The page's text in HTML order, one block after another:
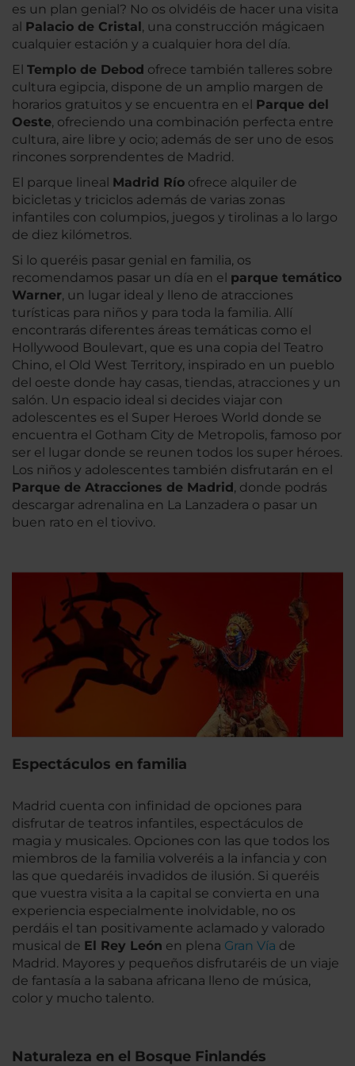
es un plan genial? No os olvidéis de hacer una visita
al Palacio de Cristal, una construcción mágicaen
cualquier estación y a cualquier hora del día.
El Templo de Debod ofrece también talleres sobre
cultura egipcia, dispone de un amplio margen de
horarios gratuitos y se encuentra en el Parque del
Oeste, ofreciendo una combinación perfecta entre
cultura, aire libre y ocio; además de ser uno de esos
rincones sorprendentes de Madrid.
El parque lineal Madrid Río ofrece alquiler de
bicicletas y triciclos además de varias zonas
infantiles con columpios, juegos y tirolinas a lo largo
de diez kilómetros.
Si lo queréis pasar genial en familia, os
recomendamos pasar un día en el parque temático
Warner, un lugar ideal y lleno de atracciones
turísticas para niños y para toda la familia. Allí
encontrarás diferentes áreas temáticas como el
Hollywood Boulevart, que es una copia del Teatro
Chino, el Old West Territory, inspirado en un pueblo
del oeste donde hay casas, tiendas, atracciones y un
salón. Un espacio ideal si decides viajar con
adolescentes es el Super Heroes World donde se
encuentra el Gotham City de Metropolis, famoso por
ser el lugar donde se reunen todos los super héroes.
Los niños y adolescentes también disfrutarán en el
Parque de Atracciones de Madrid, donde podrás
descargar adrenalina en La Lanzadera o pasar un
buen rato en el tiovivo.
Espectáculos en familia
Madrid cuenta con infinidad de opciones para
disfrutar de teatros infantiles, espectáculos de
magia y musicales. Opciones con las que todos los
miembros de la familia volveréis a la infancia y con
las que quedaréis invadidos de ilusión. Si queréis
que vuestra visita a la capital se convierta en una
experiencia especialmente inolvidable, no os
perdáis el tan positivamente aclamado y valorado
musical de El Rey León en plena Gran Vía de
Madrid. Mayores y pequeños disfrutaréis de un viaje
de fantasía a la sabana africana lleno de música,
color y mucho talento.
Naturaleza en el Bosque Finlandés